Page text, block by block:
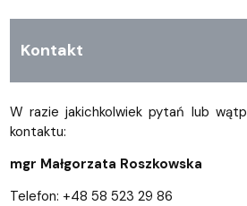
Kontakt
W razie jakichkolwiek pytań lub
kontaktu:
mgr Małgorzata Roszkowska
Telefon: +48 58 523 29 86